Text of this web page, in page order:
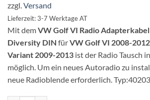
zzgl.Versand
Lieferzeit: 3-7 Werktage AT
Mit demVW Golf VI Radio
Diversity DIN fürVW Golf VI 2008-
Variant 2009-2013 ist der Radio Tausch
möglich. Um ein neues Autoradio zu
neue Radioblende erforderlich. Typ:40203